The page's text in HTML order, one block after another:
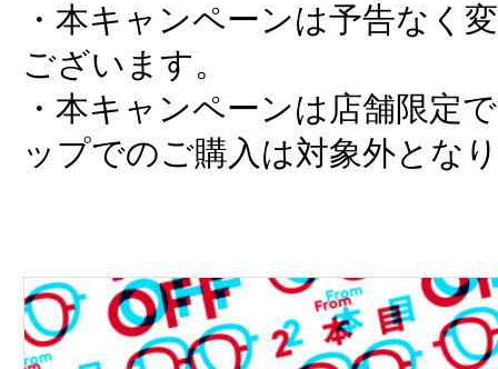
・本キャンペーンは予告なく
ございます。
・本キャンペーンは店舗限定
ップでのご購入は対象外とな